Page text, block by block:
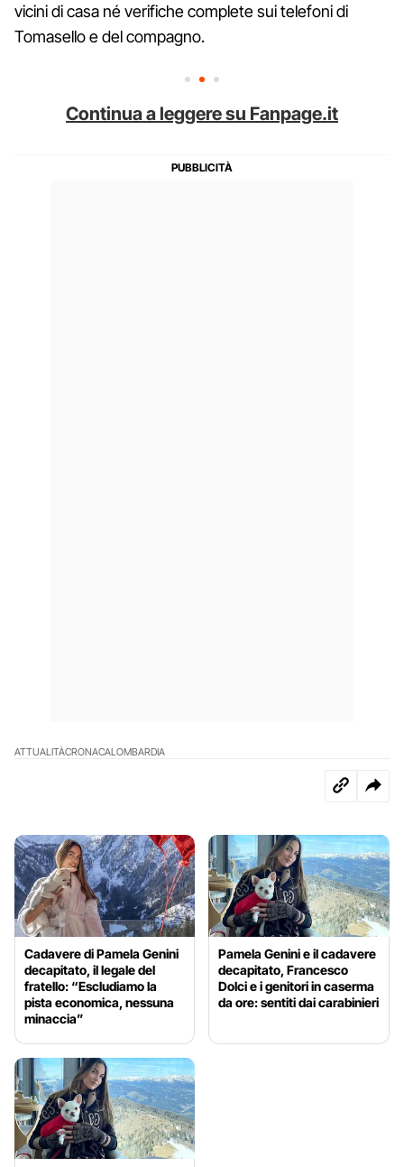
vicini di casa né verifiche complete sui telefoni di
Tomasello e del compagno.
Continua a leggere su Fanpage.it
ATTUALITÀCRONACALOMBARDIA
Cadavere di Pamela Genini
decapitato, il legale del
fratello: “Escludiamo la
pista economica, nessuna
minaccia”
Pamela Genini e il cadavere
decapitato, Francesco
Dolci e i genitori in caserma
da ore: sentiti dai carabinieri